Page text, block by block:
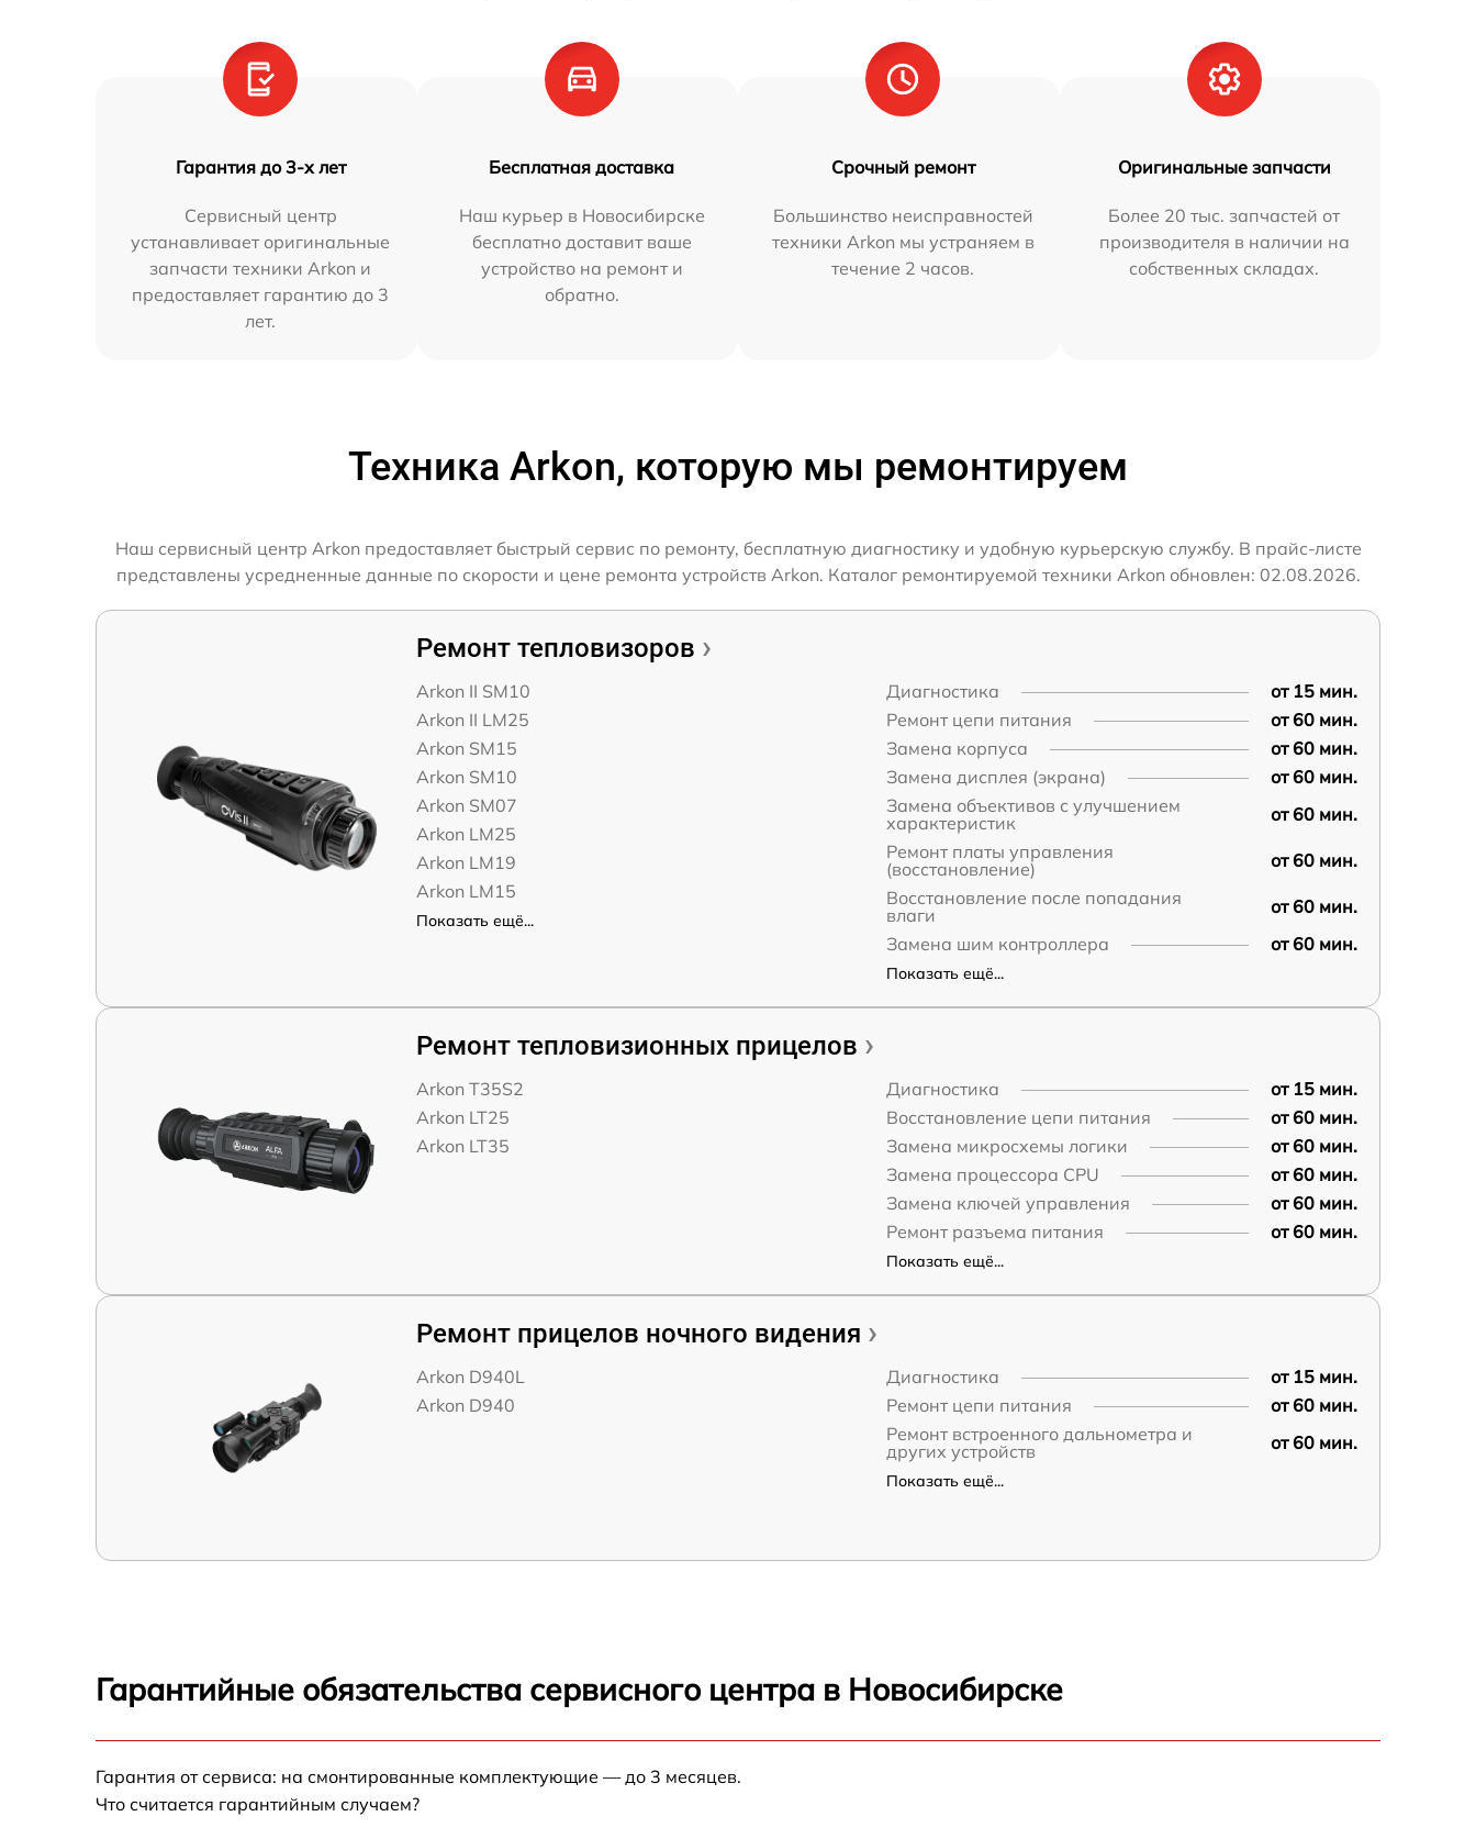
Гарантия до 3-х лет
Сервисный центр
устанавливает оригинальные
запчасти техники Arkon и
предоставляет гарантию до 3
лет.
Бесплатная доставка
Наш курьер в Новосибирске
бесплатно доставит ваше
устройство на ремонт и
обратно.
Срочный ремонт
Большинство неисправностей
техники Arkon мы устраняем в
течение 2 часов.
Оригинальные запчасти
Более 20 тыс. запчастей от
производителя в наличии на
собственных складах.
Техника Arkon, которую мы ремонтируем
Наш сервисный центр Arkon предоставляет быстрый сервис по ремонту, бесплатную диагностику и удобную курьерскую службу. В прайс-листе
представлены усредненные данные по скорости и цене ремонта устройств Arkon. Каталог ремонтируемой техники Arkon обновлен: 02.08.2026.
Ремонт тепловизоров
Arkon II SM10
Arkon II LM25
Arkon SM15
Arkon SM10
Arkon SM07
Arkon LM25
Arkon LM19
Arkon LM15
Показать ещё...
Диагностика
от 15 мин.
Ремонт цепи питания
от 60 мин.
Замена корпуса
от 60 мин.
Замена дисплея (экрана)
от 60 мин.
Замена объективов с улучшением
характеристик
от 60 мин.
Ремонт платы управления
(восстановление)
от 60 мин.
Восстановление после попадания
влаги
от 60 мин.
Замена шим контроллера
от 60 мин.
Показать ещё...
Ремонт тепловизионных прицелов
Arkon T35S2
Arkon LT25
Arkon LT35
Диагностика
от 15 мин.
Восстановление цепи питания
от 60 мин.
Замена микросхемы логики
от 60 мин.
Замена процессора CPU
от 60 мин.
Замена ключей управления
от 60 мин.
Ремонт разъема питания
от 60 мин.
Показать ещё...
Ремонт прицелов ночного видения
Arkon D940L
Arkon D940
Диагностика
от 15 мин.
Ремонт цепи питания
от 60 мин.
Ремонт встроенного дальнометра и
других устройств
от 60 мин.
Показать ещё...
Гарантийные обязательства сервисного центра в Новосибирске
Гарантия от сервиса: на смонтированные комплектующие — до 3 месяцев.
Что считается гарантийным случаем?